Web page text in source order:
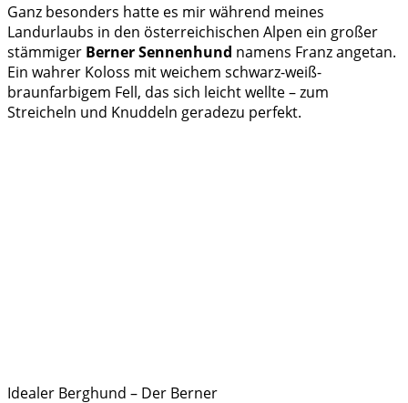
Ganz besonders hatte es mir während meines
Landurlaubs in den österreichischen Alpen ein großer
stämmiger Berner Sennenhund namens Franz angetan.
Ein wahrer Koloss mit weichem schwarz-weiß-
braunfarbigem Fell, das sich leicht wellte – zum
Streicheln und Knuddeln geradezu perfekt.
Idealer Berghund – Der Berner